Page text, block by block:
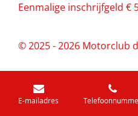
Eenmalige inschrijfgeld €
© 2025 - 2026 Motorclub
E-mailadres